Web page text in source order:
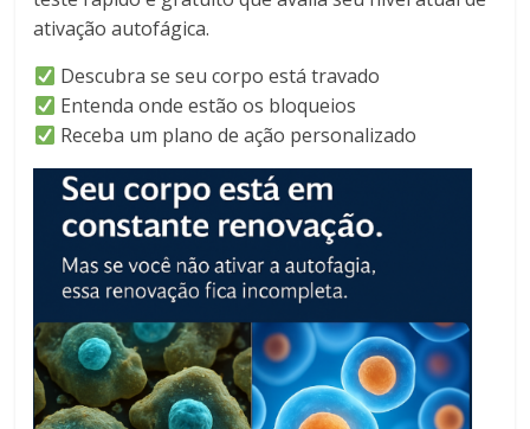
ativação autofágica.
Descubra se seu corpo está travado
Entenda onde estão os bloqueios
Receba um plano de ação personalizado